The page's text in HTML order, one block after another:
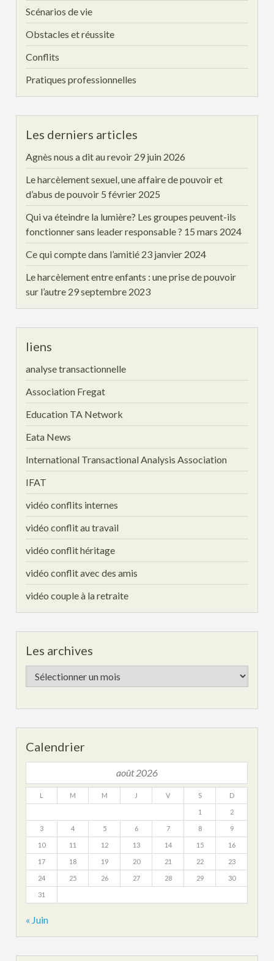
Scénarios de vie
Obstacles et réussite
Conflits
Pratiques professionnelles
Les derniers articles
Agnès nous a dit au revoir 29 juin 2026
Le harcèlement sexuel, une affaire de pouvoir et
d’abus de pouvoir 5 février 2025
Qui va éteindre la lumière? Les groupes peuvent-ils
fonctionner sans leader responsable ? 15 mars 2024
Ce qui compte dans l’amitié 23 janvier 2024
Le harcèlement entre enfants : une prise de pouvoir
sur l’autre 29 septembre 2023
liens
analyse transactionnelle
Association Fregat
Education TA Network
Eata News
International Transactional Analysis Association
IFAT
vidéo conflits internes
vidéo conflit au travail
vidéo conflit héritage
vidéo conflit avec des amis
vidéo couple à la retraite
Les archives
Les
archives
Calendrier
août 2026
L M M J V S D
1 2
3 4 5 6 7 8 9
10 11 12 13 14 15 16
17 18 19 20 21 22 23
24 25 26 27 28 29 30
31
« Juin